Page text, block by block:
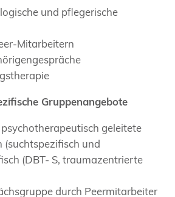
und pflegerische
Mitarbeitern
Gruppenangebote
geleitete
(suchtspezifisch und
(DBT- S, traumazentrierte
durch Peermitarbeiter